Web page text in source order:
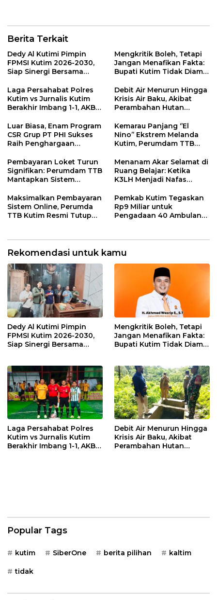
Berita Terkait
Dedy Al Kutimi Pimpin
FPMSI Kutim 2026-2030,
Siap Sinergi Bersama
Mengkritik Boleh, Tetapi
Jangan Menafikan Fakta:
Bupati Kutim Tidak Diam
Laga Persahabat Polres
Kutim vs Jurnalis Kutim
Berakhir Imbang 1-1, AKBP
Momentum
Menyemarakkan HUT ke-
80 Bhayangkara
Debit Air Menurun Hingga
Krisis Air Baku, Akibat
Perambahan Hutan
Luar Biasa, Enam Program
CSR Grup PT PHI Sukses
Raih Penghargaan
Kemarau Panjang ‘’El
Nino’’ Ekstrem Melanda
Kutim, Perumdam TTB
Pembayaran Loket Turun
Signifikan: Perumdam TTB
Mantapkan Sistem
Menanam Akar Selamat di
Ruang Belajar: Ketika
K3LH Menjadi Nafas
Praktik Siswa
Maksimalkan Pembayaran
Sistem Online, Perumda
TTB Kutim Resmi Tutup
Pemkab Kutim Tegaskan
Rp9 Miliar untuk
Pengadaan 40 Ambulans,
Rekomendasi untuk kamu
Dedy Al Kutimi Pimpin
FPMSI Kutim 2026-2030,
Siap Sinergi Bersama
Mengkritik Boleh, Tetapi
Jangan Menafikan Fakta:
Bupati Kutim Tidak Diam
Laga Persahabat Polres
Kutim vs Jurnalis Kutim
Berakhir Imbang 1-1, AKBP
Debit Air Menurun Hingga
Krisis Air Baku, Akibat
Perambahan Hutan
Popular Tags
kutim SiberOne berita pilihan kaltim
tidak